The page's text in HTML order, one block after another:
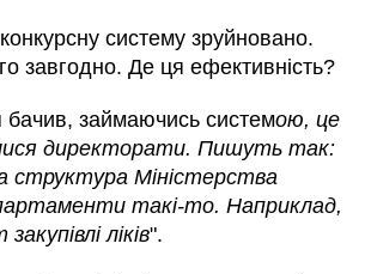
систему зруйновано.
завгодно. Де ця ефективність?
займаючись системою, це
директорати. Пишуть так:
структура Міністерства
такі-то. Наприклад,
ліків".